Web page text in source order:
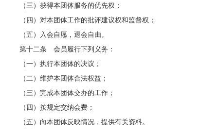
（三）获得本团体服务的优先权；
（四）对本团体工作的批评建议权和监督权；
（五）入会自愿，退会自由。
第十二条 会员履行下列义务：
（一）执行本团体的决议；
（二）维护本团体合法权益；
（三）完成本团体交办的工作；
（四）按规定交纳会费；
（五）向本团体反映情况，提供有关资料。